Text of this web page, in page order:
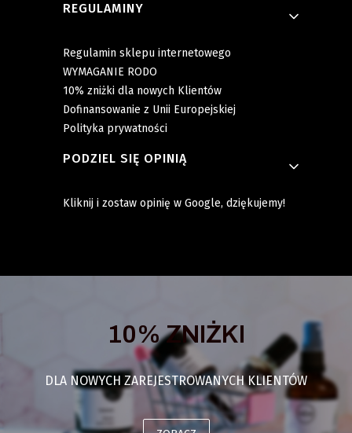
REGULAMINY
Regulamin sklepu internetowego
WYMAGANIE RODO
10% zniżki dla nowych Klientów
Dofinansowanie z Unii Europejskiej
Polityka prywatności
PODZIEL SIĘ OPINIĄ
Kliknij i zostaw opinię w Google, dziękujemy!
10% ZNIŻKI
DLA NOWYCH ZAREJESTROWANYCH KLIENTÓW